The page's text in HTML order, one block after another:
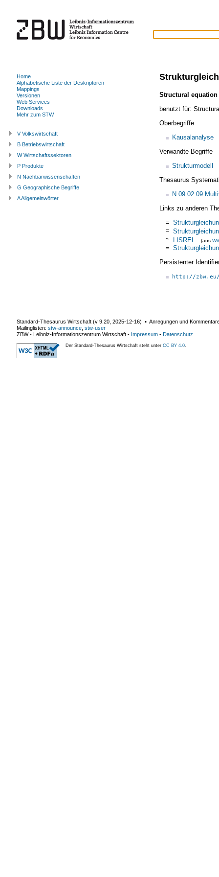
Structural
benutzt für:
Oberbegriffe
Kausalanalyse
Verwandte Begriffe
Strukturmodell
Thesaurus
N.09.02.09
Links zu anderen
=
=
~ LISREL (aus
=
Persistenter
http://
Home
Alphabetische Liste der Deskriptoren
Mappings
Versionen
Web Services
Downloads
Mehr zum STW
V Volkswirtschaft
B Betriebswirtschaft
W Wirtschaftssektoren
P Produkte
N Nachbarwissenschaften
G Geographische Begriffe
A Allgemeinwörter
Standard-Thesaurus Wirtschaft (v 9.20 2025-12-16) ▪ Anregungen und
Mailinglisten: stw-announce stw-user
ZBW - Leibniz-Informationszentrum Wirtschaft - Impressum - Datenschutz
Der Standard-Thesaurus Wirtschaft steht unter CC BY 4.0